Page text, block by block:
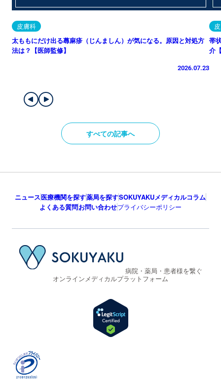
皮膚科
太ももにだけ出る蕁麻疹（じんましん）が気になる。原因と対処方
法は？【医師監修】
2026.07.23
帯
介
すべての記事へ
ニュース医療機関を探す薬局を探すSOKUYAKUメディカルコラム
よくある質問お問い合わせプライバシーポリシー
病院・薬局・患者様を繋ぐ
オンラインメディカルプラットフォーム